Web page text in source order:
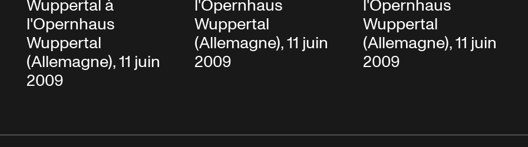
Wuppertal à
l'Opernhaus
Wuppertal
(Allemagne), 11 juin
2009
l'Opernhaus
Wuppertal
(Allemagne), 11 juin
2009
l'Opernhaus
Wuppertal
(Allemagne), 11 juin
2009